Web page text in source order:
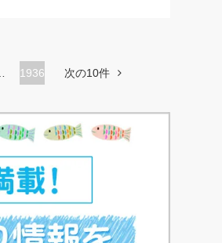
1936 次の10件